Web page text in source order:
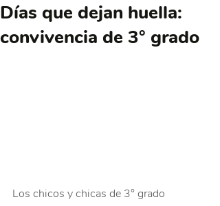
Días que dejan huella:
convivencia de 3° grado
Los chicos y chicas de 3° grado